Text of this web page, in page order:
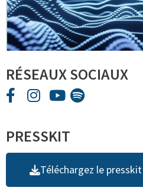
RÉSEAUX SOCIAUX
PRESSKIT
Téléchargez le presskit